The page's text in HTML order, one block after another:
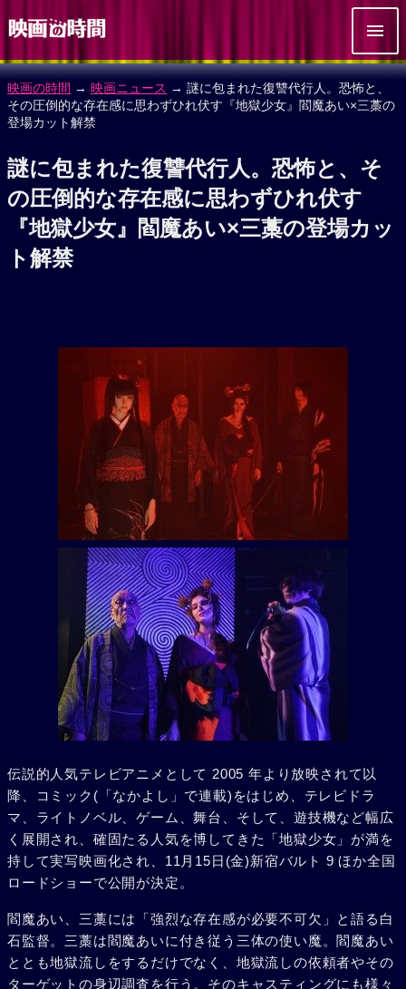
映画の時間 → 映画ニュース → 謎に包まれた復讐代行人。恐怖と、
その圧倒的な存在感に思わずひれ伏す『地獄少女』閻魔あい×三藁の
登場カット解禁
謎に包まれた復讐代行人。恐怖と、そ
の圧倒的な存在感に思わずひれ伏す
『地獄少女』閻魔あい×三藁の登場カッ
ト解禁
伝説的人気テレビアニメとして 2005 年より放映されて以
降、コミック(「なかよし」で連載)をはじめ、テレビドラ
マ、ライトノベル、ゲーム、舞台、そして、遊技機など幅広
く展開され、確固たる人気を博してきた「地獄少女」が満を
持して実写映画化され、11月15日(金)新宿バルト 9 ほか全国
ロードショーで公開が決定。
閻魔あい、三藁には「強烈な存在感が必要不可欠」と語る白
石監督。三藁は閻魔あいに付き従う三体の使い魔。閻魔あい
ととも地獄流しをするだけでなく、地獄流しの依頼者やその
ターゲットの身辺調査を行う。そのキャスティングにも様々